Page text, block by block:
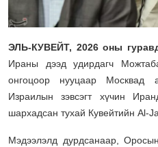
ЭЛЬ-КУВЕЙТ, 2026 оны
Ираны дээд удирдагч
онгоцоор нууцаар Москвад
Израилын зэвсэгт хүчин
шархадсан тухай Кувейтийн Al-
Мэдээлэлд дурдсанаар,